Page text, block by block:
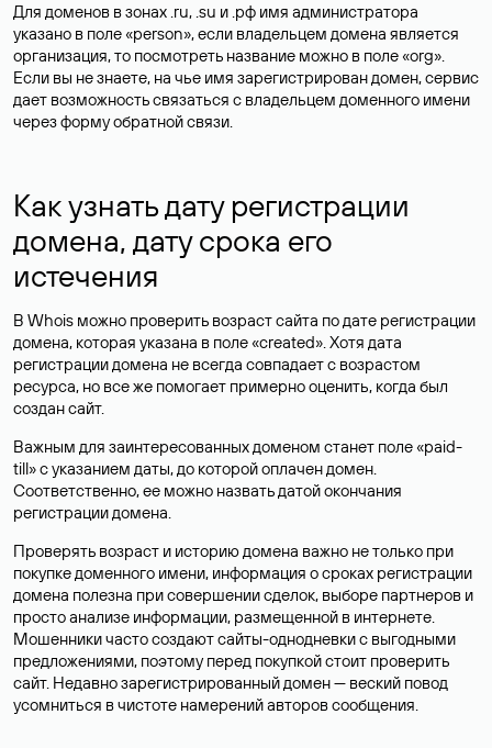
Для доменов в зонах .ru, .su и .рф имя администратора
указано в поле «person», если владельцем домена является
организация, то посмотреть название можно в поле «org».
Если вы не знаете, на чье имя зарегистрирован домен, сервис
дает возможность связаться с владельцем доменного имени
через форму обратной связи.
Как узнать дату регистрации
домена, дату срока его
истечения
В Whois можно проверить возраст сайта по дате регистрации
домена, которая указана в поле «created». Хотя дата
регистрации домена не всегда совпадает с возрастом
ресурса, но все же помогает примерно оценить, когда был
создан сайт.
Важным для заинтересованных доменом станет поле «paid-
till» с указанием даты, до которой оплачен домен.
Соответственно, ее можно назвать датой окончания
регистрации домена.
Проверять возраст и историю домена важно не только при
покупке доменного имени, информация о сроках регистрации
домена полезна при совершении сделок, выборе партнеров и
просто анализе информации, размещенной в интернете.
Мошенники часто создают сайты-однодневки с выгодными
предложениями, поэтому перед покупкой стоит проверить
сайт. Недавно зарегистрированный домен — веский повод
усомниться в чистоте намерений авторов сообщения.